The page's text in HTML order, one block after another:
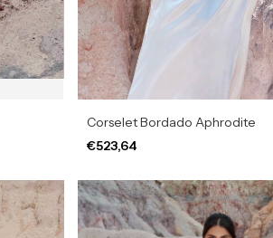
Corselet Bordado Aphrodite
€523,64